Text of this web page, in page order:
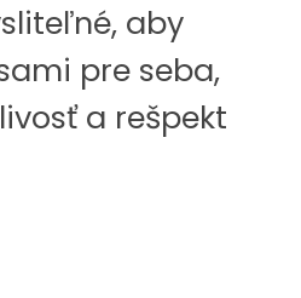
aby
pre seba,
a rešpekt